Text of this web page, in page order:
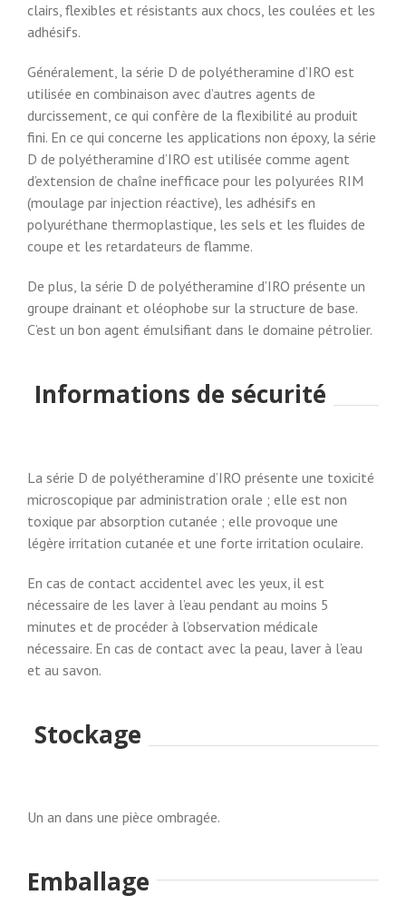
clairs, flexibles et résistants aux chocs, les coulées et les
adhésifs.
Généralement, la série D de polyétheramine d’IRO est
utilisée en combinaison avec d’autres agents de
durcissement, ce qui confère de la flexibilité au produit
fini. En ce qui concerne les applications non époxy, la série
D de polyétheramine d’IRO est utilisée comme agent
d’extension de chaîne inefficace pour les polyurées RIM
(moulage par injection réactive), les adhésifs en
polyuréthane thermoplastique, les sels et les fluides de
coupe et les retardateurs de flamme.
De plus, la série D de polyétheramine d’IRO présente un
groupe drainant et oléophobe sur la structure de base.
C’est un bon agent émulsifiant dans le domaine pétrolier.
Informations de sécurité
La série D de polyétheramine d’IRO présente une toxicité
microscopique par administration orale ; elle est non
toxique par absorption cutanée ; elle provoque une
légère irritation cutanée et une forte irritation oculaire.
En cas de contact accidentel avec les yeux, il est
nécessaire de les laver à l’eau pendant au moins 5
minutes et de procéder à l’observation médicale
nécessaire. En cas de contact avec la peau, laver à l’eau
et au savon.
Stockage
Un an dans une pièce ombragée.
Emballage